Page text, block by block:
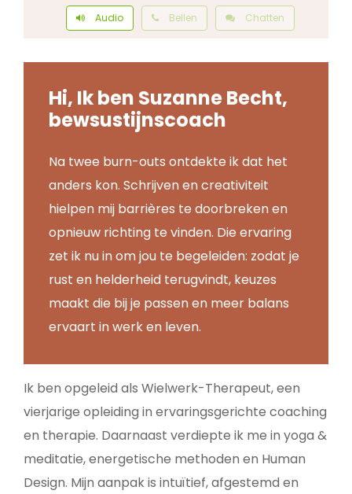
Hi, Ik ben Suzanne Becht,
bewsustijnscoach
Na twee burn-outs ontdekte ik dat het
anders kon. Schrijven en creativiteit
hielpen mij barrières te doorbreken en
opnieuw richting te vinden. Die ervaring
zet ik nu in om jou te begeleiden: zodat je
rust en helderheid terugvindt, keuzes
maakt die bij je passen en meer balans
ervaart in werk en leven.
Ik ben opgeleid als Wielwerk-Therapeut, een
vierjarige opleiding in ervaringsgerichte coaching
en therapie. Daarnaast verdiepte ik me in yoga &
meditatie, energetische methoden en Human
Design. Mijn aanpak is intuïtief, afgestemd en